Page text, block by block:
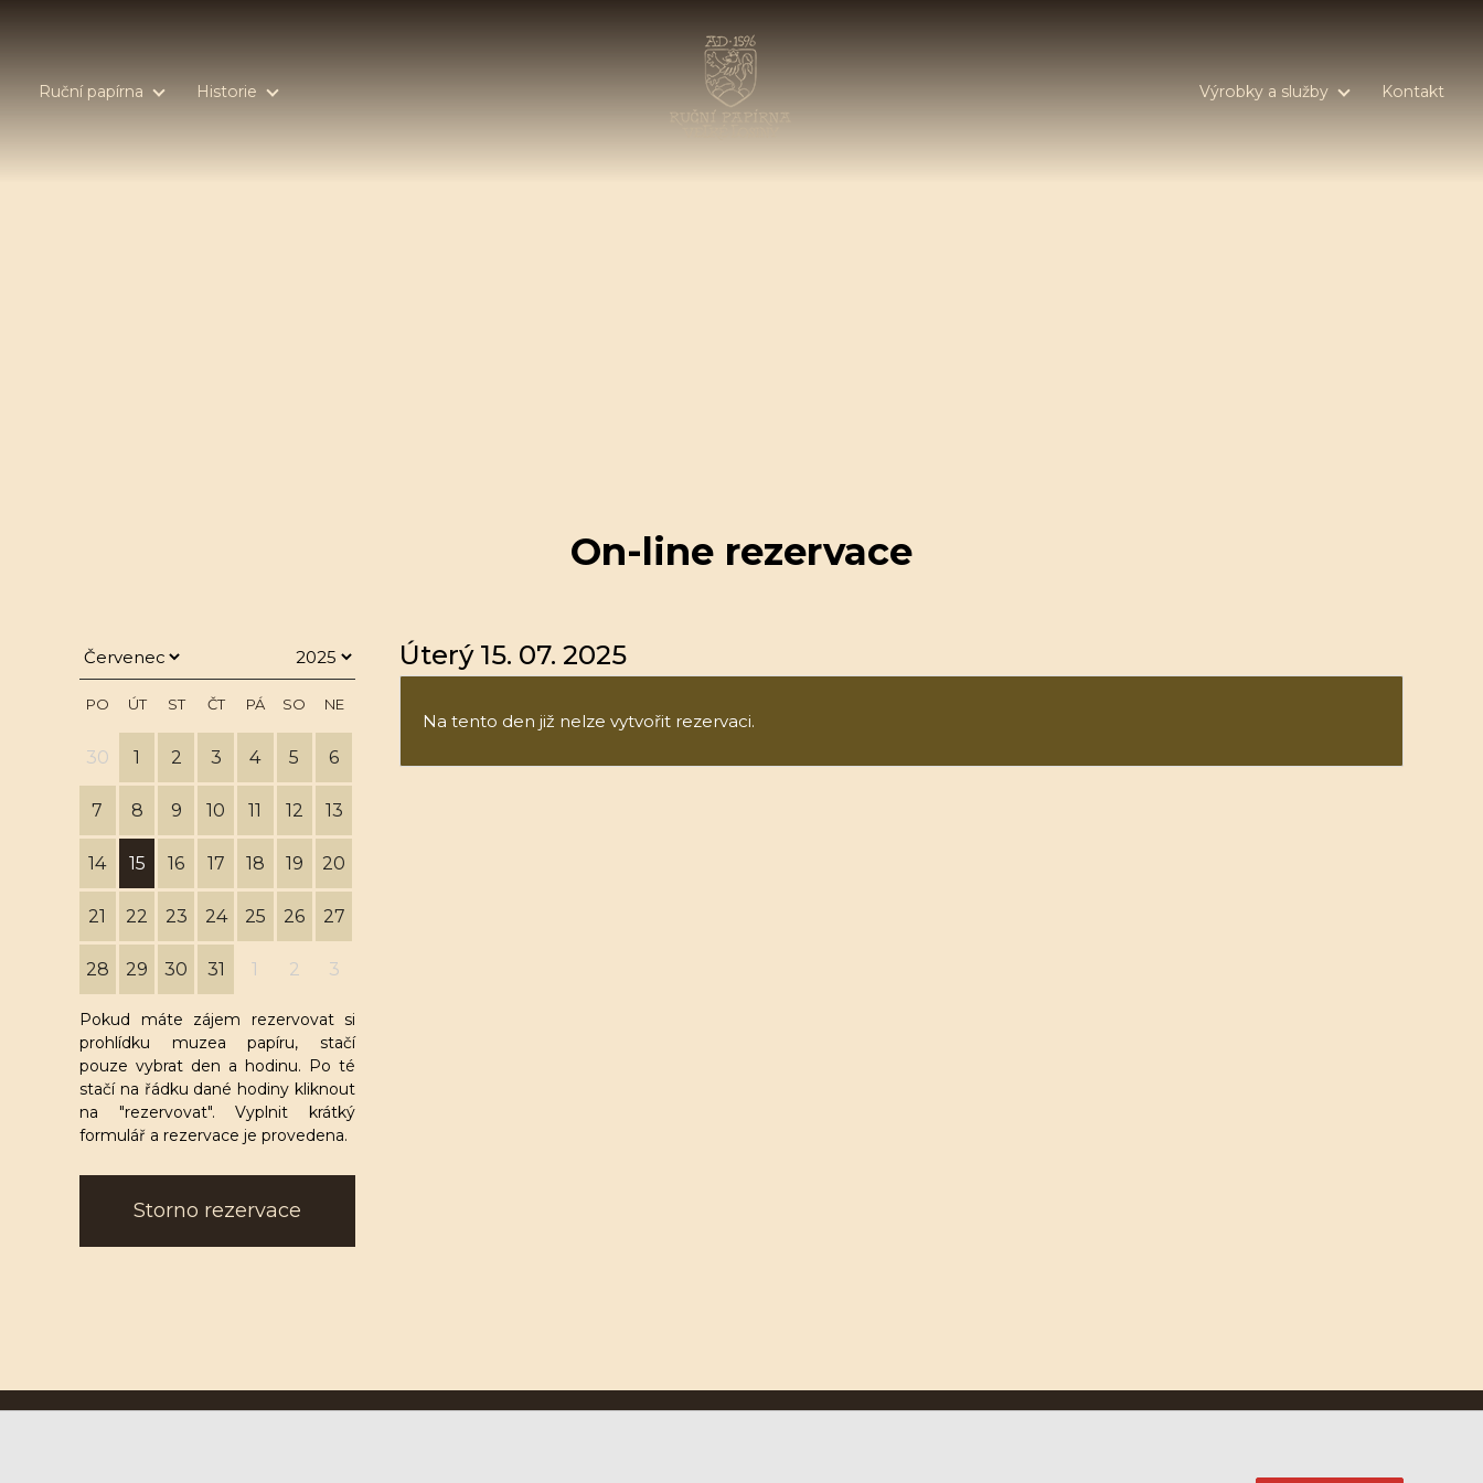
Ruční papírna Historie Výrobky a služby Kontakt
On-line rezervace
PO ÚT ST ČT PÁ SO NE
30 1 2 3 4 5 6
7 8 9 10 11 12 13
14 15 16 17 18 19 20
21 22 23 24 25 26 27
28 29 30 31 1 2 3
Pokud máte zájem rezervovat si
prohlídku muzea papíru, stačí
pouze vybrat den a hodinu. Po té
stačí na řádku dané hodiny kliknout
na "rezervovat". Vyplnit krátký
formulář a rezervace je provedena.
Storno rezervace
Úterý 15. 07. 2025
Na tento den již nelze vytvořit rezervaci.